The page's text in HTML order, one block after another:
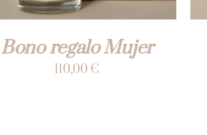
Bono regalo Mujer
110,00€